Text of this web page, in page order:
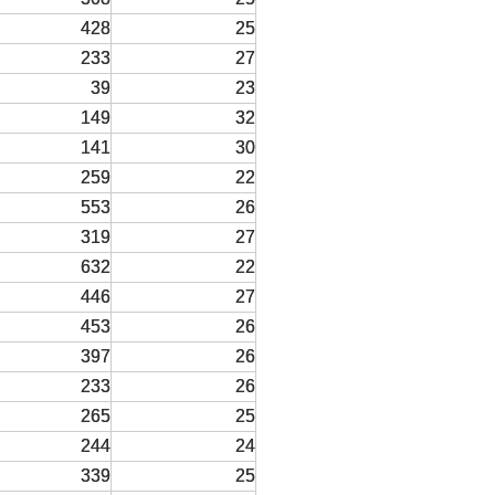
428
25
233
27
39
23
149
32
141
30
259
22
553
26
319
27
632
22
446
27
453
26
397
26
233
26
265
25
244
24
339
25